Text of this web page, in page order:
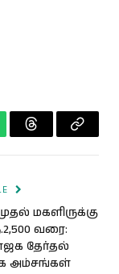
ThreadsCopy
மகளிருக்கு
வரை:
தேர்தல்
அம்சங்கள்